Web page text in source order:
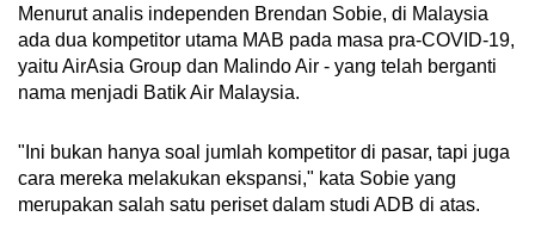
Menurut analis independen Brendan Sobie, di Malaysia
ada dua kompetitor utama MAB pada masa pra-COVID-19,
yaitu AirAsia Group dan Malindo Air - yang telah berganti
nama menjadi Batik Air Malaysia.
"Ini bukan hanya soal jumlah kompetitor di pasar, tapi juga
cara mereka melakukan ekspansi," kata Sobie yang
merupakan salah satu periset dalam studi ADB di atas.